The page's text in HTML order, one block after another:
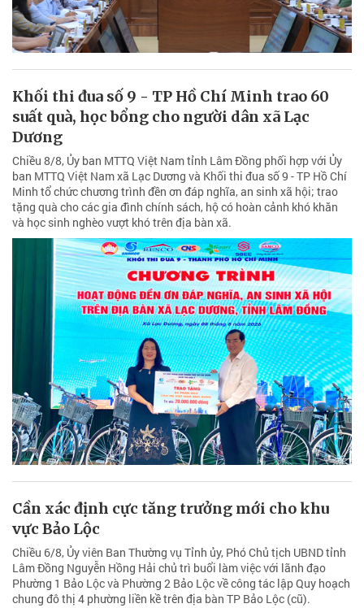
Khối thi đua số 9 - TP Hồ Chí Minh trao 60
suất quà, học bổng cho người dân xã Lạc
Dương
Chiều 8/8, Ủy ban MTTQ Việt Nam tỉnh Lâm Đồng phối hợp với Ủy
ban MTTQ Việt Nam xã Lạc Dương và Khối thi đua số 9 - TP Hồ Chí
Minh tổ chức chương trình đền ơn đáp nghĩa, an sinh xã hội; trao
tặng quà cho các gia đình chính sách, hộ có hoàn cảnh khó khăn
và học sinh nghèo vượt khó trên địa bàn xã.
Cần xác định cực tăng trưởng mới cho khu
vực Bảo Lộc
Chiều 6/8, Ủy viên Ban Thường vụ Tỉnh ủy, Phó Chủ tịch UBND tỉnh
Lâm Đồng Nguyễn Hồng Hải chủ trì buổi làm việc với lãnh đạo
Phường 1 Bảo Lộc và Phường 2 Bảo Lộc về công tác lập Quy hoạch
chung đô thị 4 phường liền kề trên địa bàn TP Bảo Lộc (cũ).